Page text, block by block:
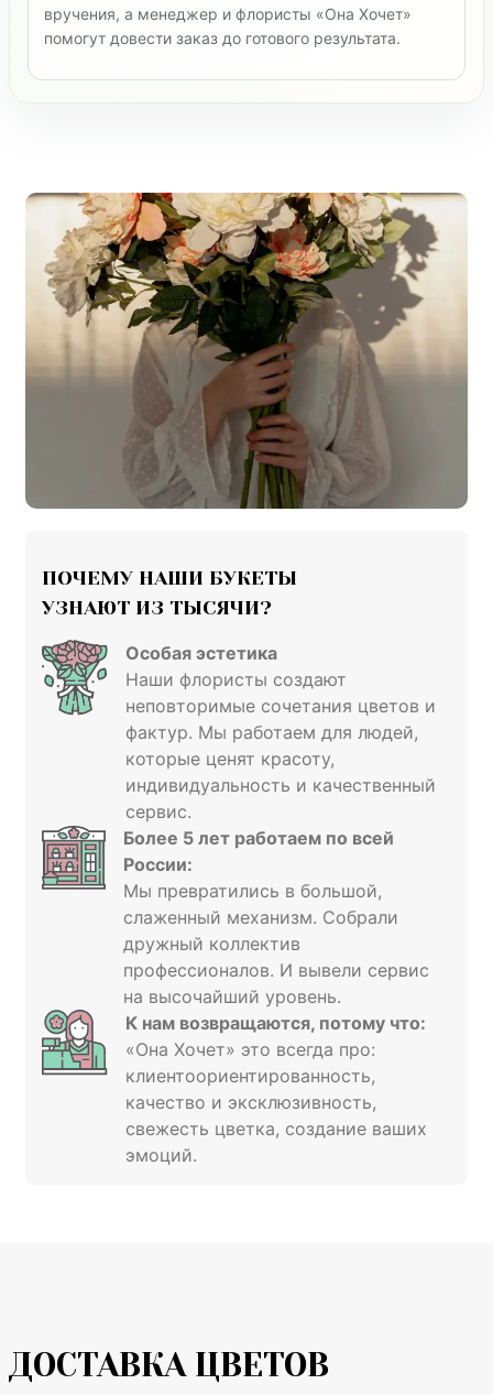
вручения, а менеджер и флористы «Она Хочет»
помогут довести заказ до готового результата.
ПОЧЕМУ НАШИ БУКЕТЫ
УЗНАЮТ ИЗ ТЫСЯЧИ?
Особая эстетика
Наши флористы создают
неповторимые сочетания цветов и
фактур. Мы работаем для людей,
которые ценят красоту,
индивидуальность и качественный
сервис.
Более 5 лет работаем по всей
России:
Мы превратились в большой,
слаженный механизм. Собрали
дружный коллектив
профессионалов. И вывели сервис
на высочайший уровень.
К нам возвращаются, потому что:
«Она Хочет» это всегда про:
клиентоориентированность,
качество и эксклюзивность,
свежесть цветка, создание ваших
эмоций.
ДОСТАВКА ЦВЕТОВ